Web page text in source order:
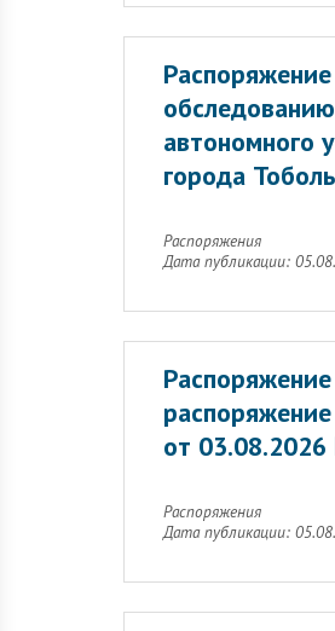
автономного
города
Распоряжения
Дата публикации:
от
Распоряжения
Дата публикации: